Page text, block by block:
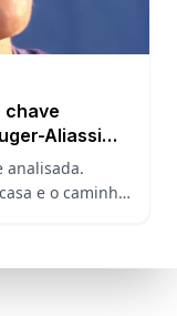
chave
Aliassime
analisada.
e o caminho